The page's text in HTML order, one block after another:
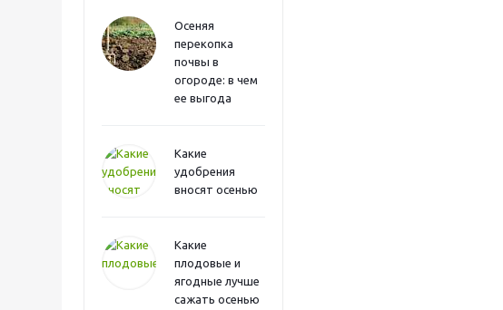
Осеняя
перекопка
почвы в
огороде: в чем
ее выгода
Какие
удобрения
вносят осенью
Какие
плодовые и
ягодные лучше
сажать осенью